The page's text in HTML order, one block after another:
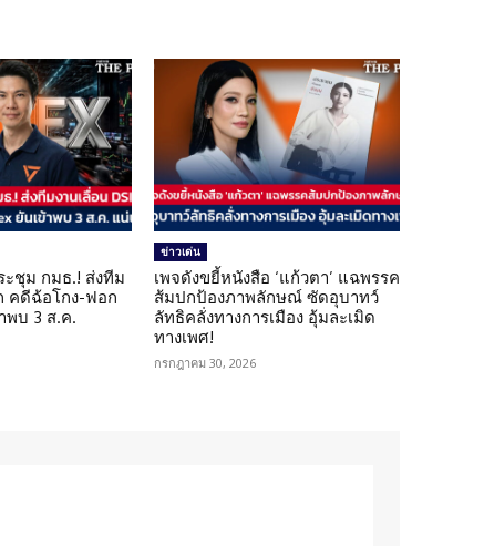
ะชุม กมธ.! ส่งทีม
คดีฉ้อโกง-ฟอก
พบ 3 ส.ค.
ข่าวเด่น
เพจดังขยี้หนังสือ ‘แก้วตา’ แฉพรรค
ส้มปกป้องภาพลักษณ์ ซัดอุบาทว์
ลัทธิคลั่งทางการเมือง อุ้มละเมิด
ทางเพศ!
กรกฎาคม 30, 2026